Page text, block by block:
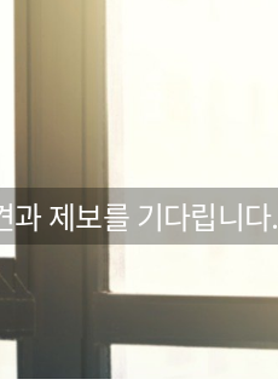
시
제보를 기다립니다.